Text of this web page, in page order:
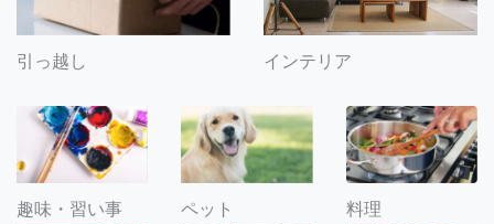
引っ越し インテリア
趣味・習い事 ペット 料理